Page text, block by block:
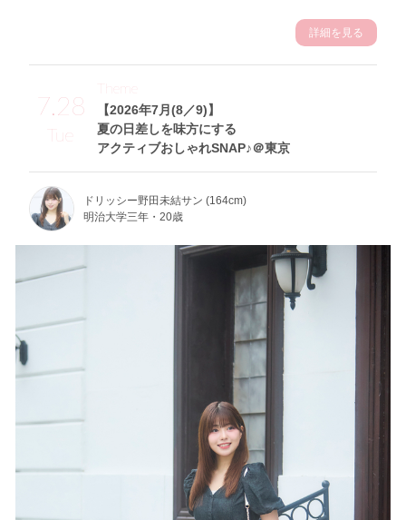
詳細を見る
7.28
Tue
【2026年7月(8／9)】
夏の日差しを味方にする
アクティブおしゃれSNAP♪＠東京
Theme
ドリッシー野田未結サン (164cm)
明治大学三年・20歳